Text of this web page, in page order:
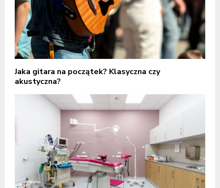
Jaka gitara na początek? Klasyczna czy
akustyczna?